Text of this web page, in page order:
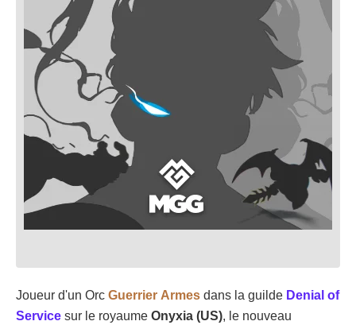
Joueur d'un Orc Guerrier Armes dans la guilde Denial of
Service sur le royaume Onyxia (US), le nouveau